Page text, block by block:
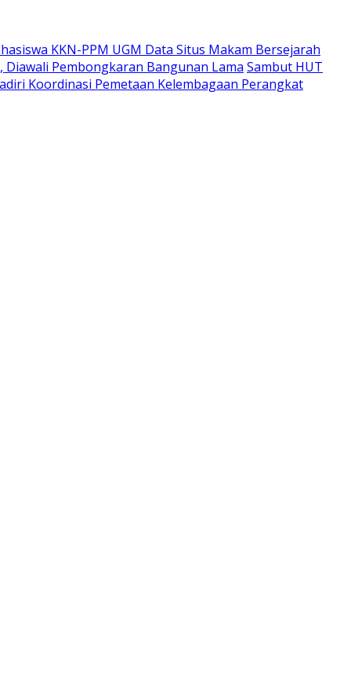
KKN-PPM UGM Data Situs Makam Bersejarah
Diawali Pembongkaran Bangunan Lama Sambut HUT
Koordinasi Pemetaan Kelembagaan Perangkat